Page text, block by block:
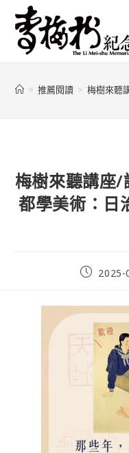
> 推薦閱讀 > 梅樹來聽
梅樹來聽講座/
都學美術：日
2025-